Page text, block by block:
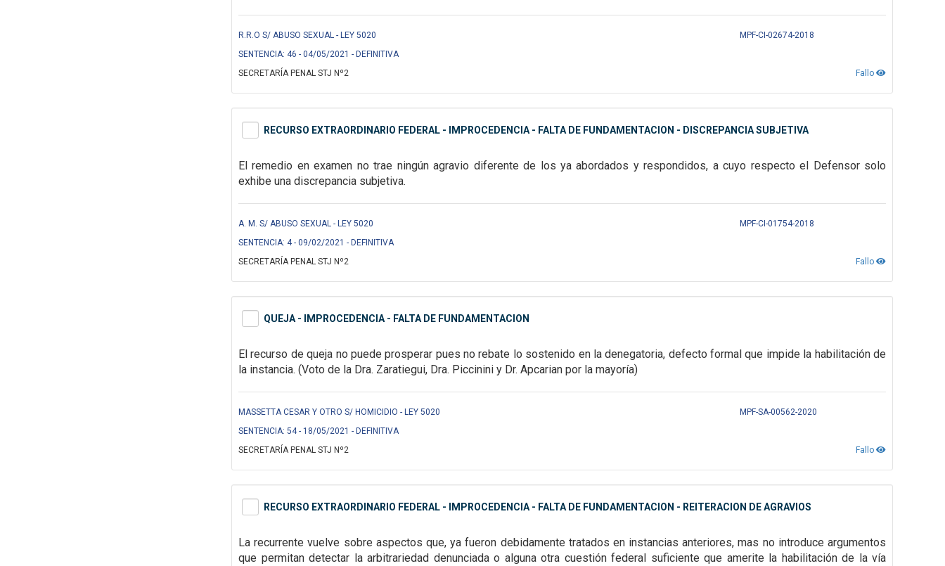
R.R.O S/ ABUSO SEXUAL - LEY 5020
MPF-CI-02674-2018
SENTENCIA: 46 - 04/05/2021 - DEFINITIVA
Fallo
SECRETARÍA PENAL STJ Nº2
RECURSO EXTRAORDINARIO FEDERAL - IMPROCEDENCIA - FALTA DE FUNDAMENTACION - DISCREPANCIA SUBJETIVA
El remedio en examen no trae ningúnagravio diferente de los ya abordados y respondidos, a cuyo respecto el Defensor solo
exhibe una discrepancia subjetiva.
A. M. S/ ABUSO SEXUAL - LEY 5020
MPF-CI-01754-2018
SENTENCIA: 4 - 09/02/2021 - DEFINITIVA
Fallo
SECRETARÍA PENAL STJ Nº2
QUEJA - IMPROCEDENCIA - FALTA DE FUNDAMENTACION
El recurso de queja no puede prosperar pues no rebate lo sostenido en la denegatoria, defecto formal que impide la habilitación de
la instancia. (Voto de la Dra. Zaratiegui, Dra. Piccinini y Dr. Apcarian por la mayoría)
MASSETTA CESAR Y OTRO S/ HOMICIDIO - LEY 5020
MPF-SA-00562-2020
SENTENCIA: 54 - 18/05/2021 - DEFINITIVA
Fallo
SECRETARÍA PENAL STJ Nº2
RECURSO EXTRAORDINARIO FEDERAL - IMPROCEDENCIA - FALTA DE FUNDAMENTACION - REITERACION DE AGRAVIOS
La recurrente vuelve sobre aspectos que, ya fueron debidamente tratados en instanciasanteriores, mas no introduce argumentos
que permitan detectar la arbitrariedad denunciada o alguna otra cuestión federal suficiente que amerite la habilitación de la vía